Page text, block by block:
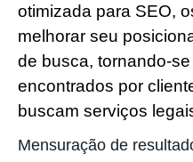
otimizada para SEO,
melhorar seu
de busca, tornando-
encontrados por
buscam serviços
Mensuração de